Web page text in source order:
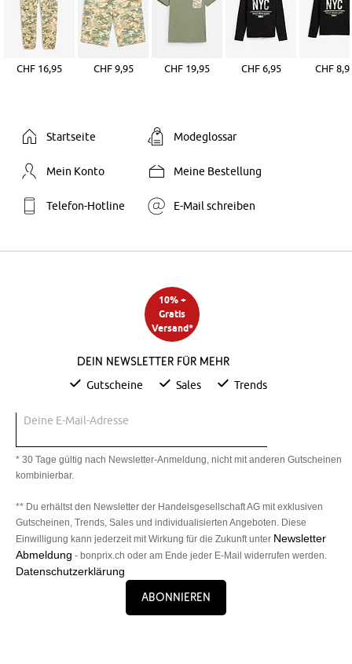
CHF 16,95 CHF 9,95 CHF 19,95 CHF 6,95 CHF
Startseite Modeglossar
Mein Konto Meine Bestellung
Telefon-Hotline E-Mail schreiben
10% +
Gratis
Versand*
Dein Newsletter für mehr
Gutscheine Sales Trends
Deine E-Mail-Adresse
* 30 Tage gültig nach Newsletter-Anmeldung, nicht mit anderen Gutscheinen
kombinierbar.
** Du erhältst den Newsletter der Handelsgesellschaft AG mit exklusiven
Gutscheinen, Trends, Sales und individualisierten Angeboten. Diese
Einwilligung kann jederzeit mit Wirkung für die Zukunft unter Newsletter
Abmeldung - bonprix.ch oder am Ende jeder E-Mail widerrufen werden.
Datenschutzerklärung
Abonnieren